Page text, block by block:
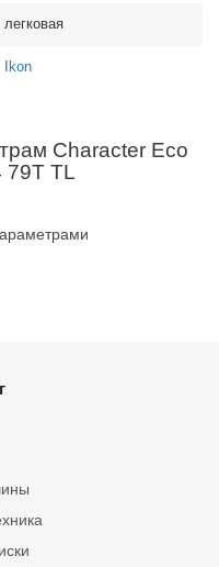
легковая
Ikon
Character Eco
79T TL